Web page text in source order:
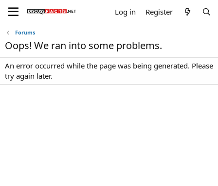
Log in Register
Forums
Oops! We ran into some problems.
An error occurred while the page was being generated. Please
try again later.